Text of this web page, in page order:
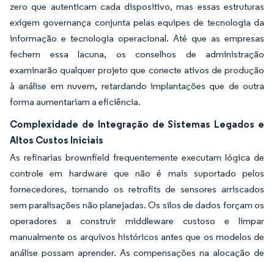
zero que autenticam cada dispositivo, mas essas estruturas
exigem governança conjunta pelas equipes de tecnologia da
informação e tecnologia operacional. Até que as empresas
fechem essa lacuna, os conselhos de administração
examinarão qualquer projeto que conecte ativos de produção
à análise em nuvem, retardando implantações que de outra
forma aumentariam a eficiência.
Complexidade de Integração de Sistemas Legados e
Altos Custos Iniciais
As refinarias brownfield frequentemente executam lógica de
controle em hardware que não é mais suportado pelos
fornecedores, tornando os retrofits de sensores arriscados
sem paralisações não planejadas. Os silos de dados forçam os
operadores a construir middleware custoso e limpar
manualmente os arquivos históricos antes que os modelos de
análise possam aprender. As compensações na alocação de